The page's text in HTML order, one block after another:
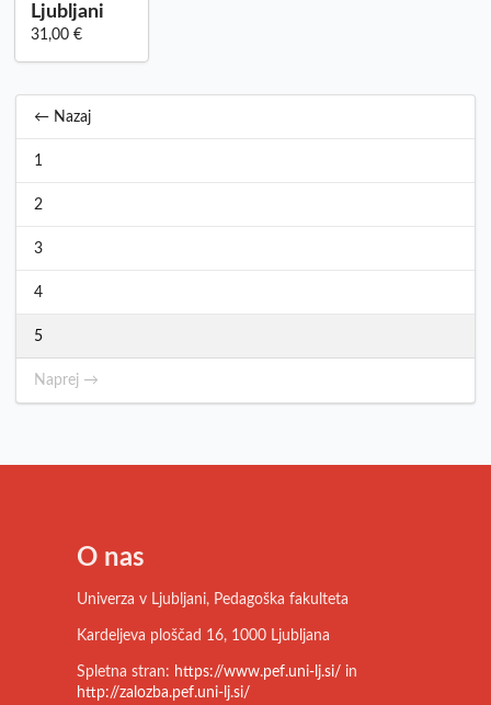
Ljubljani
31,00 €
← Nazaj
1
2
3
4
5
Naprej →
O nas
Univerza v Ljubljani, Pedagoška fakulteta
Kardeljeva ploščad 16, 1000 Ljubljana
Spletna stran: https://www.pef.uni-lj.si/ in
http://zalozba.pef.uni-lj.si/